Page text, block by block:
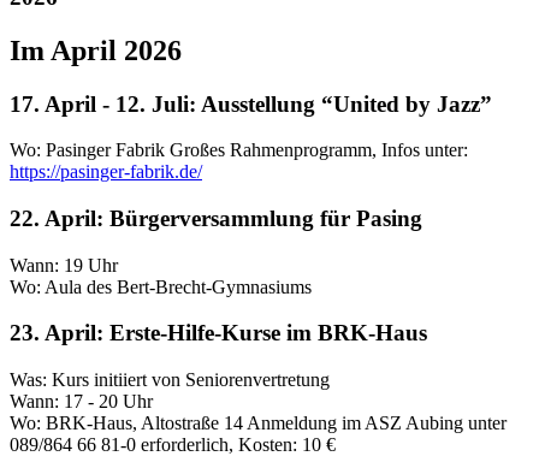
Im April 2026
17. April - 12. Juli: Ausstellung “United by Jazz”
Wo: Pasinger Fabrik Großes Rahmenprogramm, Infos unter:
https://pasinger-fabrik.de/
22. April: Bürgerversammlung für Pasing
Wann: 19 Uhr
Wo: Aula des Bert-Brecht-Gymnasiums
23. April: Erste-Hilfe-Kurse im BRK-Haus
Was: Kurs initiiert von Seniorenvertretung
Wann: 17 - 20 Uhr
Wo: BRK-Haus, Altostraße 14 Anmeldung im ASZ Aubing unter
089/864 66 81-0 erforderlich, Kosten: 10 €